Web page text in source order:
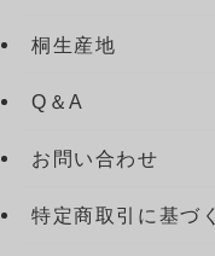
桐生産地
Q＆A
お問い合わせ
特定商取引に基づ